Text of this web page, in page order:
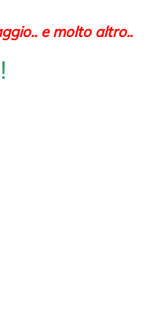
e molto altro..